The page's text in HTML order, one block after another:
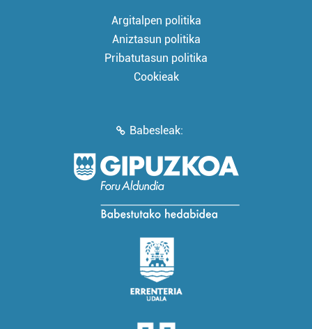
Argitalpen politika
Aniztasun politika
Pribatutasun politika
Cookieak
Babesleak: